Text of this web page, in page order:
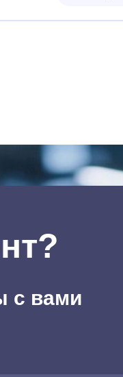
с вами